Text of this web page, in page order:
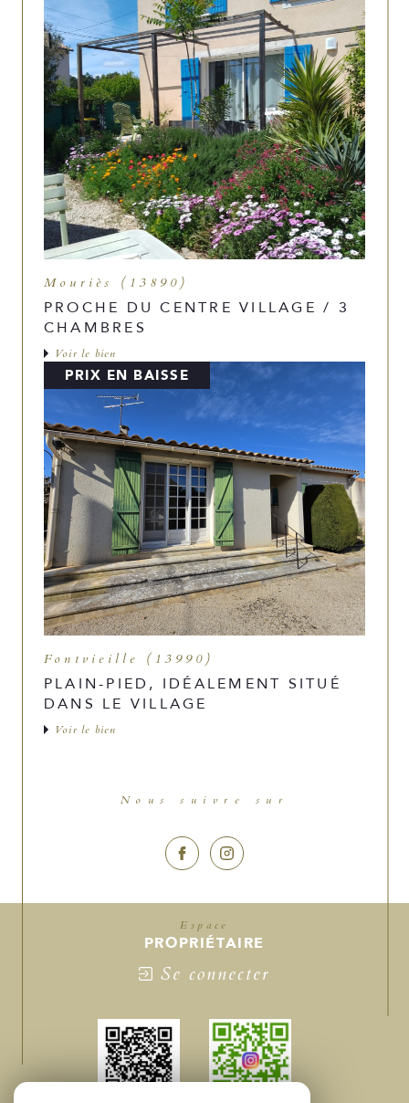
Mouriès (13890)
PROCHE DU CENTRE VILLAGE / 3
CHAMBRES
Voir le bien
PRIX EN BAISSE
Fontvieille (13990)
PLAIN-PIED, IDÉALEMENT SITUÉ
DANS LE VILLAGE
Voir le bien
Nous suivre sur
Espace
PROPRIÉTAIRE
Se connecter